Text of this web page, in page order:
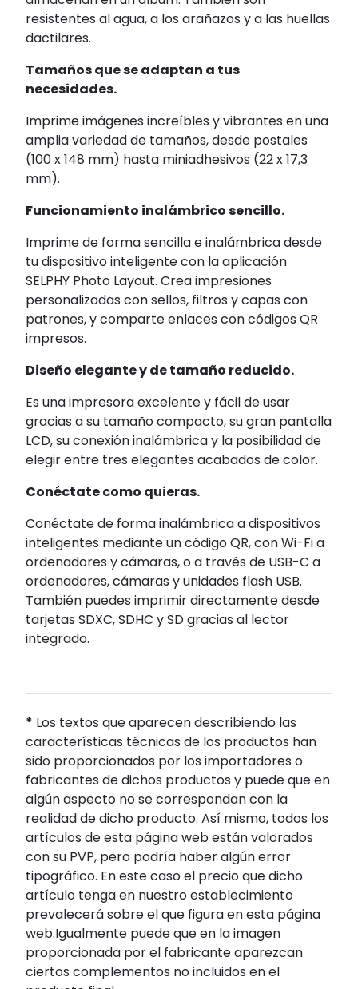
resistentes al agua, a los arañazos y a las huellas
dactilares.
Tamaños que se adaptan a tus
necesidades.
Imprime imágenes increíbles y vibrantes en una
amplia variedad de tamaños, desde postales
(100 x 148 mm) hasta miniadhesivos (22 x 17,3
mm).
Funcionamiento inalámbrico sencillo.
Imprime de forma sencilla e inalámbrica desde
tu dispositivo inteligente con la aplicación
SELPHY Photo Layout. Crea impresiones
personalizadas con sellos, filtros y capas con
patrones, y comparte enlaces con códigos QR
impresos.
Diseño elegante y de tamaño reducido.
Es una impresora excelente y fácil de usar
gracias a su tamaño compacto, su gran pantalla
LCD, su conexión inalámbrica y la posibilidad de
elegir entre tres elegantes acabados de color.
Conéctate como quieras.
Conéctate de forma inalámbrica a dispositivos
inteligentes mediante un código QR, con Wi-Fi a
ordenadores y cámaras, o a través de USB-C a
ordenadores, cámaras y unidades flash USB.
También puedes imprimir directamente desde
tarjetas SDXC, SDHC y SD gracias al lector
integrado.
* Los textos que aparecen describiendo las
características técnicas de los productos han
sido proporcionados por los importadores o
fabricantes de dichos productos y puede que en
algún aspecto no se correspondan con la
realidad de dicho producto. Así mismo, todos los
artículos de esta página web están valorados
con su PVP, pero podría haber algún error
tipográfico. En este caso el precio que dicho
artículo tenga en nuestro establecimiento
prevalecerá sobre el que figura en esta página
web.Igualmente puede que en la imagen
proporcionada por el fabricante aparezcan
ciertos complementos no incluidos en el